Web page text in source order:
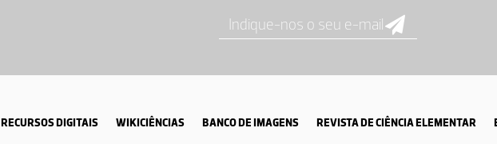
RECURSOS DIGITAIS WIKICIÊNCIAS BANCO DE IMAGENS REVISTA DE CIÊNCIA ELEMENTAR